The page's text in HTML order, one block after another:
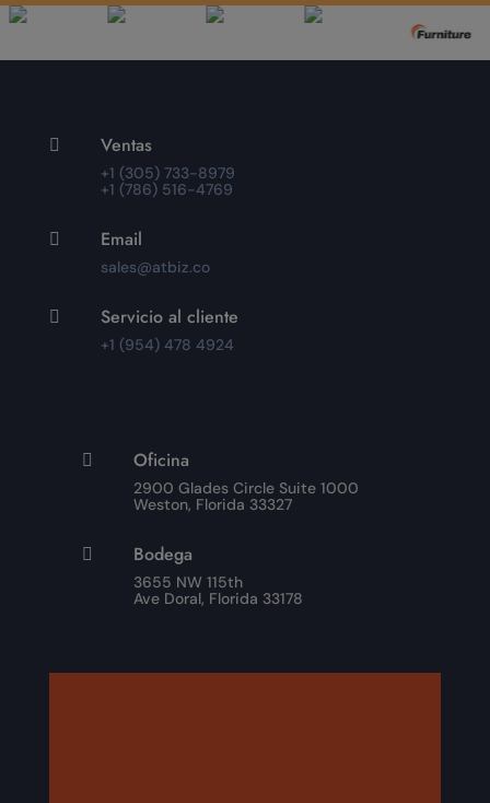
 Ventas
+1 (305) 733-8979
+1 (786) 516-4769
 Email
sales@atbiz.co
 Servicio al cliente
+1 (954) 478 4924
 Oficina
2900 Glades Circle Suite 1000
Weston, Florida 33327
 Bodega
3655 NW 115th
Ave Doral, Florida 33178